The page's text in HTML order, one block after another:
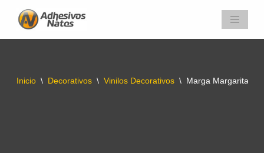
Saltar
Inicio \ Decorativos \ Vinilos Decorativos \ Marga Margaritas –